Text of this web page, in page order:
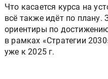
Что касается курса на
всё также идёт по плану.
ориентиры по
в рамках «Стратегии
уже к 2025 г.